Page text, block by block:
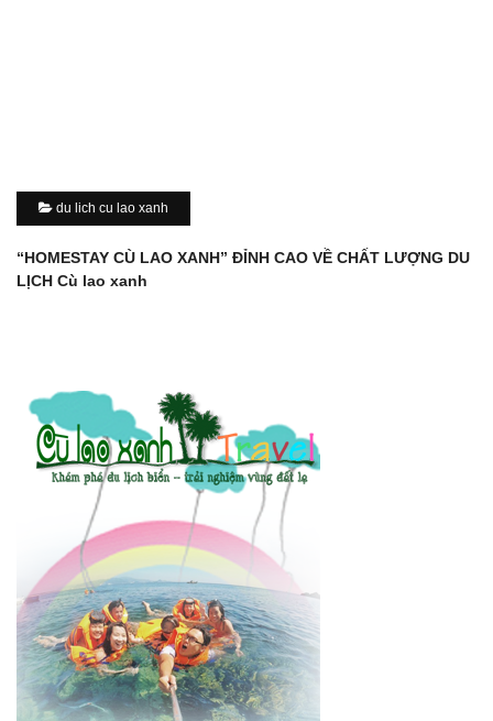
du lich cu lao xanh
“HOMESTAY CÙ LAO XANH” ĐỈNH CAO VỀ CHẤT LƯỢNG DU
LỊCH Cù lao xanh